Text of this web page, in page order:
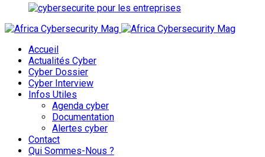
Accueil
Actualités Cyber
Cyber Dossier
Cyber Interview
Infos Utiles
Agenda cyber
Documentation
Alertes cyber
Contact
Qui Sommes-Nous ?